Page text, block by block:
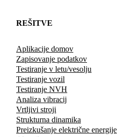
REŠITVE
Aplikacije domov
Zapisovanje podatkov
Testiranje v letu/vesolju
Testiranje vozil
Testiranje NVH
Analiza vibracij
Vrtljivi stroji
Strukturna dinamika
Preizkušanje električne energije